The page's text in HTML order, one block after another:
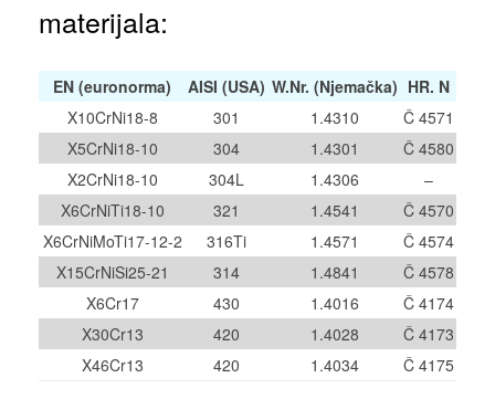
materijala:
EN (euronorma) AISI (USA) W.Nr. (Njemačka) HR. N
X10CrNi18-8
301 1.4310
Č 4571
X5CrNi18-10
304 1.4301
Č 4580
X2CrNi18-10
304L 1.4306
–
X6CrNiTi18-10
321 1.4541
Č 4570
X6CrNiMoTi17-12-2
316Ti 1.4571
Č 4574
X15CrNiSi25-21
314 1.4841
Č 4578
X6Cr17
430 1.4016
Č 4174
X30Cr13
420 1.4028
Č 4173
X46Cr13
420 1.4034 Č 4175